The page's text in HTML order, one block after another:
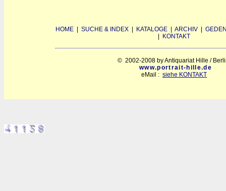
HOME SUCHE & INDEX KATALOGE ARCHIV
KONTAKT
© 2002-2008 by Antiquariat Hille /
www.portrait-hille.de
eMail : siehe KONTAKT